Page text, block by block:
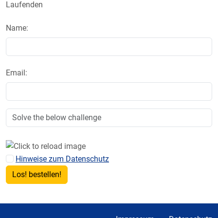
Laufenden
Name:
Email:
Hinweise zum Datenschutz